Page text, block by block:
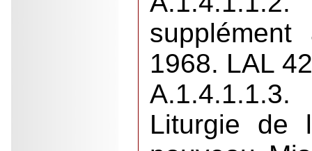
1968. LAL
Liturgie de